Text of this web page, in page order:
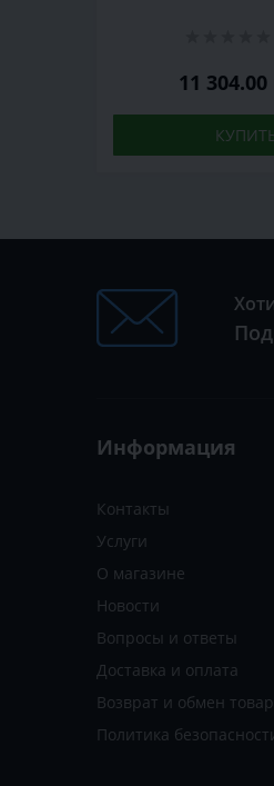
11 304.00
Информация
Контакты
Услуги
О магазине
Новости
Вопросы и ответы
Доставка и оплата
Возврат и обмен
Политика